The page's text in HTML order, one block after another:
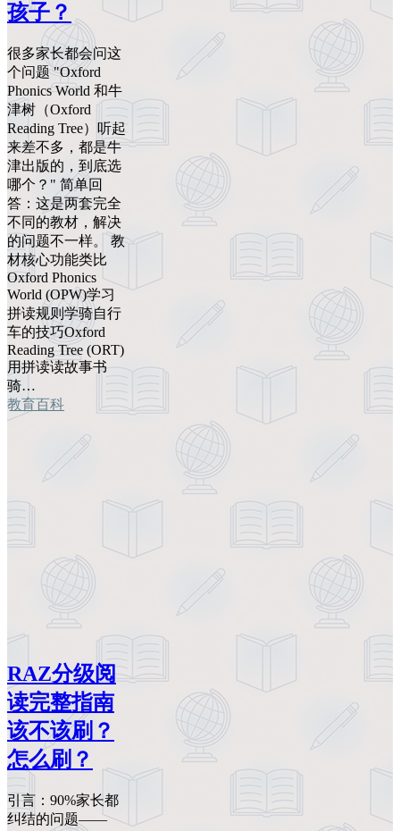
孩子？
很多家长都会问这
个问题 "Oxford
Phonics World 和牛
津树（Oxford
Reading Tree）听起
来差不多，都是牛
津出版的，到底选
哪个？" 简单回
答：这是两套完全
不同的教材，解决
的问题不一样。 教
材核心功能类比
Oxford Phonics
World (OPW)学习
拼读规则学骑自行
车的技巧Oxford
Reading Tree (ORT)
用拼读读故事书
骑…
教育百科
RAZ分级阅
读完整指南
该不该刷？
怎么刷？
引言：90%家长都
纠结的问题——